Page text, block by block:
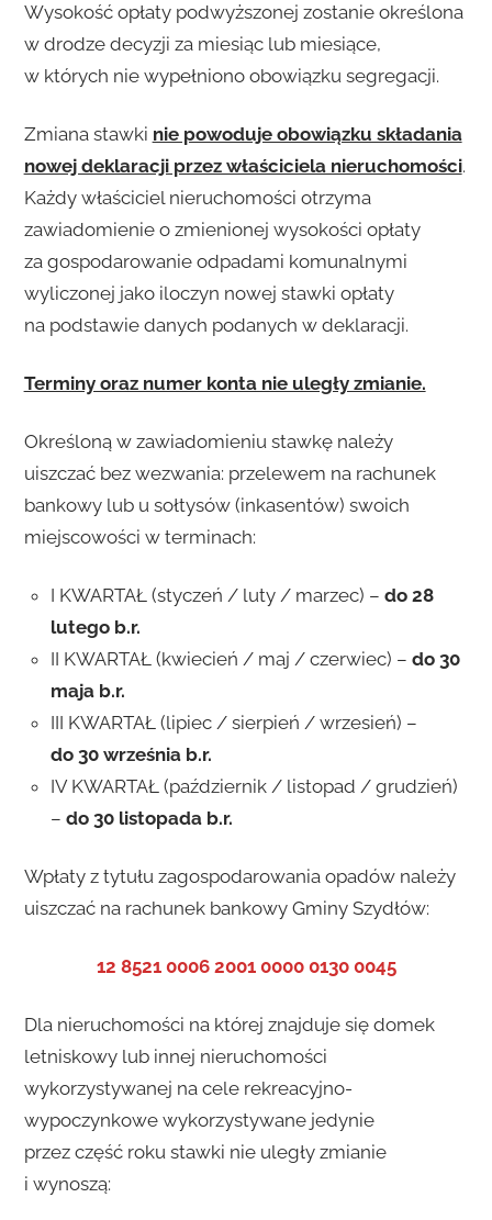
Wysokość opłaty podwyższonej zostanie określona
w drodze decyzji za miesiąc lub miesiące,
w których nie wypełniono obowiązku segregacji.
Zmiana stawki nie powoduje obowiązku składania
nowej deklaracji przez właściciela nieruchomości.
Każdy właściciel nieruchomości otrzyma
zawiadomienie o zmienionej wysokości opłaty
za gospodarowanie odpadami komunalnymi
wyliczonej jako iloczyn nowej stawki opłaty
na podstawie danych podanych w deklaracji.
Terminy oraz numer konta nie uległy zmianie.
Określoną w zawiadomieniu stawkę należy
uiszczać bez wezwania: przelewem na rachunek
bankowy lub u sołtysów (inkasentów) swoich
miejscowości w terminach:
I KWARTAŁ (styczeń / luty / marzec) – do 28
lutego b.r.
II KWARTAŁ (kwiecień / maj / czerwiec) – do 30
maja b.r.
III KWARTAŁ (lipiec / sierpień / wrzesień) –
do 30 września b.r.
IV KWARTAŁ (październik / listopad / grudzień)
– do 30 listopada b.r.
Wpłaty z tytułu zagospodarowania opadów należy
uiszczać na rachunek bankowy Gminy Szydłów:
12 8521 0006 2001 0000 0130 0045
Dla nieruchomości na której znajduje się domek
letniskowy lub innej nieruchomości
wykorzystywanej na cele rekreacyjno-
wypoczynkowe wykorzystywane jedynie
przez część roku stawki nie uległy zmianie
i wynoszą: